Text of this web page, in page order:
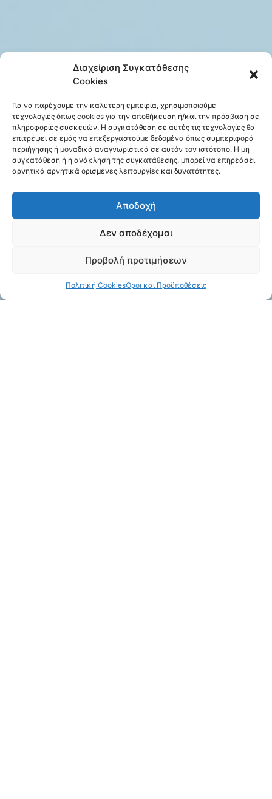
Διαχείριση Συγκατάθεσης
Cookies
Για να παρέχουμε την καλύτερη εμπειρία, χρησιμοποιούμε
τεχνολογίες όπως cookies για την αποθήκευση ή/και την πρόσβαση σε
πληροφορίες συσκευών. Η συγκατάθεση σε αυτές τις τεχνολογίες θα
επιτρέψει σε εμάς να επεξεργαστούμε δεδομένα όπως συμπεριφορά
περιήγησης ή μοναδικά αναγνωριστικά σε αυτόν τον ιστότοπο. Η μη
συγκατάθεση ή η ανάκληση της συγκατάθεσης, μπορεί να επηρεάσει
αρνητικά αρνητικά ορισμένες λειτουργίες και δυνατότητες.
Αποδοχή
Δεν αποδέχομαι
Προβολή προτιμήσεων
Πολιτική CookiesΌροι και Προϋποθέσεις